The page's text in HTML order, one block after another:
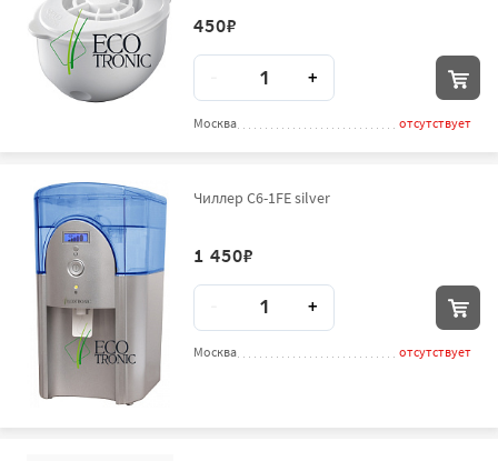
450₽
Количество
+
Москва отсутствует
Чиллер C6-1FE silver
1 450₽
Количество
+
Москва отсутствует